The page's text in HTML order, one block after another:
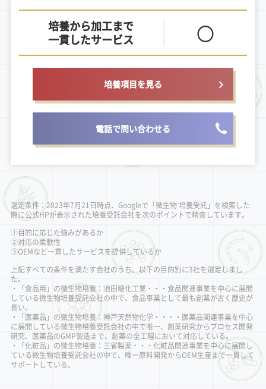
培養から加工まで
一貫したサービス
〇
培養項目を見る
電話で問い合わせる
選定条件：2023年7月21日時点、Googleで「微生物 培養受託」を検索した
際に公式HPが表示された培養受託会社を次のポイントで精査しています。
①目的に応じた強みがあるか
②対応の柔軟性
③OEMなど一貫したサービスを提供しているか
上記すべての条件を満たす会社のうち、以下の目的別に3社を選定しまし
た。
・「食品用」の微生物培養：池田糖化工業・・・食品関連事業を中心に展開
している微生物培養受託会社の中で、食品事業として最も創業が古く歴史が
長い。
・「医薬品」の微生物培養：神戸天然物化学・・・・医薬品関連事業を中心
に展開している微生物培養受託会社の中で唯一、創薬研究からプロセス開発
研究、医薬品のGMP製造まで、創薬の全工程において対応している。
・「化粧品」の微生物培養：三省製薬・・・化粧品関連事業を中心に展開し
ている微生物培養受託会社の中で、唯一原料開発からOEM生産まで一貫して
サポートしている。